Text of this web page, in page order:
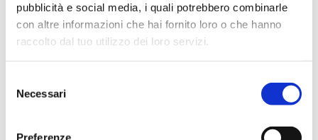
pubblicità e social media, i quali potrebbero combinarle
con altre informazioni che hai fornito loro o che hanno
raccolto dal tuo utilizzo dei loro servizi.
delNecessari
Preferenze
Il Salone dei Pagamenti 2025
L’appuntamento internazionale made in Italy sulle frontiere